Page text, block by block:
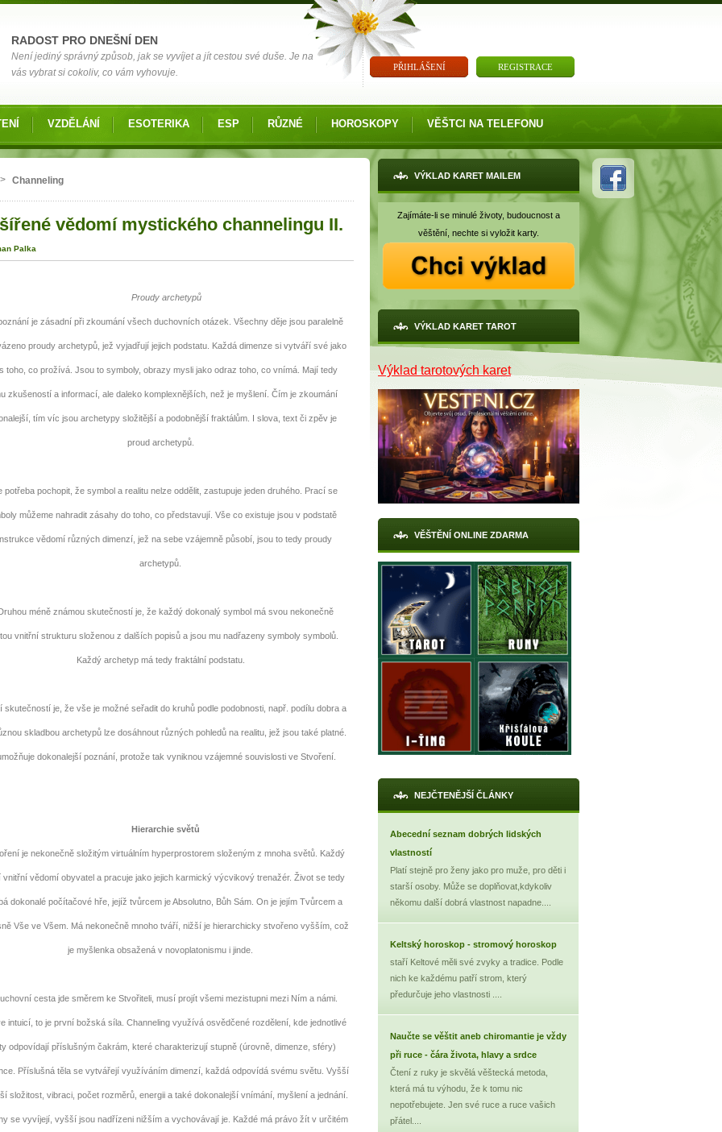
tipů pro zdravý a
... všechny tipy zdarma.
že jste unaveni hned jak ráno vstanete?
Nemusí to tak být - ZJISTĚTE ZDARMA!
X
RADOST PRO DNEŠNÍ DEN
Není jediný správný způsob, jak se vyvíjet a jít cestou své duše. Je na
vás vybrat si cokoliv, co vám vyhovuje.
PŘIHLÁŠENÍ REGISTRACE
VZDĚLÁNÍ ESOTERIKA ESP RŮZNÉ HOROSKOPY VĚŠTCI NA TELEFONU
Channeling
vědomí mystického channelingu II.
Palka
Proudy archetypů
je zásadní při zkoumání všech duchovních otázek. Všechny děje jsou paralelně
proudy archetypů, jež vyjadřují jejich podstatu. Každá dimenze si vytváří své jako
toho, co prožívá. Jsou to symboly, obrazy mysli jako odraz toho, co vnímá. Mají tedy
zkušeností a informací, ale daleko komplexnějších, než je myšlení. Čím je zkoumání
tím víc jsou archetypy složitější a podobnější fraktálům. I slova, text či zpěv je
proud archetypů.
pochopit, že symbol a realitu nelze oddělit, zastupuje jeden druhého. Prací se
můžeme nahradit zásahy do toho, co představují. Vše co existuje jsou v podstatě
vědomí různých dimenzí, jež na sebe vzájemně působí, jsou to tedy proudy
archetypů.
méně známou skutečností je, že každý dokonalý symbol má svou nekonečně
vnitřní strukturu složenou z dalších popisů a jsou mu nadřazeny symboly symbolů.
Každý archetyp má tedy fraktální podstatu.
je, že vše je možné seřadit do kruhů podle podobnosti, např. podílu dobra a
skladbou archetypů lze dosáhnout různých pohledů na realitu, jež jsou také platné.
dokonalejší poznání, protože tak vyniknou vzájemné souvislosti ve Stvoření.
Hierarchie světů
je nekonečně složitým virtuálním hyperprostorem složeným z mnoha světů. Každý
vnitřní vědomí obyvatel a pracuje jako jejich karmický výcvikový trenažér. Život se tedy
dokonalé počítačové hře, jejíž tvůrcem je Absolutno, Bůh Sám. On je jejím Tvůrcem a
Vše ve Všem. Má nekonečně mnoho tváří, nižší je hierarchicky stvořeno vyšším, což
je myšlenka obsažená v novoplatonismu i jinde.
cesta jde směrem ke Stvořiteli, musí projít všemi mezistupni mezi Ním a námi.
intuicí, to je první božská síla. Channeling využívá osvědčené rozdělení, kde jednotlivé
odpovídají příslušným čakrám, které charakterizují stupně (úrovně, dimenze, sféry)
Příslušná těla se vytvářejí využíváním dimenzí, každá odpovídá svému světu. Vyšší
složitost, vibraci, počet rozměrů, energii a také dokonalejší vnímání, myšlení a jednání.
se vyvíjejí, vyšší jsou nadřízeni nižším a vychovávají je. Každé má právo žít v určitém
VÝKLAD KARET MAILEM
Zajímáte-li se minulé životy, budoucnost a
věštění, nechte si vyložit karty.
VÝKLAD KARET TAROT
Výklad tarotových karet
VĚŠTĚNÍ ONLINE ZDARMA
NEJČTENĚJŠÍ ČLÁNKY
Abecední seznam dobrých lidských
vlastností
Platí stejně pro ženy jako pro muže, pro děti i
starší osoby. Může se doplňovat,kdykoliv
někomu další dobrá vlastnost napadne....
Keltský horoskop - stromový horoskop
staří Keltové měli své zvyky a tradice. Podle
nich ke každému patří strom, který
předurčuje jeho vlastnosti ....
Naučte se věštit aneb chiromantie je vždy
při ruce - čára života, hlavy a srdce
Čtení z ruky je skvělá věštecká metoda,
která má tu výhodu, že k tomu nic
nepotřebujete. Jen své ruce a ruce vašich
přátel....